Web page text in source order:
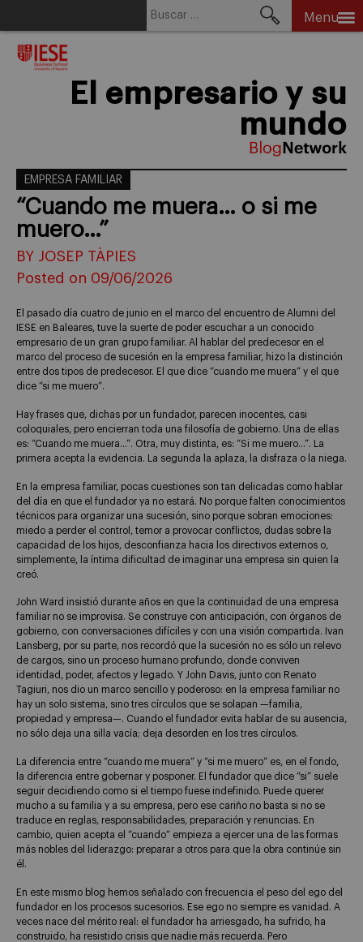
Menu
El empresario y su
mundo
EMPRESA FAMILIAR
“Cuando me muera… o si me
muero…”
BY JOSEP TÀPIES
Posted on 09/06/2026
El pasado día cuatro de junio en el marco del encuentro de Alumni del
IESE en Baleares, tuve la suerte de poder escuchar a un conocido
empresario de un gran grupo familiar. Al hablar del predecesor en el
marco del proceso de sucesión en la empresa familiar, hizo la distinción
entre dos tipos de predecesor. El que dice “cuando me muera” y el que
dice “si me muero”.
Hay frases que, dichas por un fundador, parecen inocentes, casi
coloquiales, pero encierran toda una filosofía de gobierno. Una de ellas
es: “Cuando me muera…”. Otra, muy distinta, es: “Si me muero…”. La
primera acepta la evidencia. La segunda la aplaza, la disfraza o la niega.
En la empresa familiar, pocas cuestiones son tan delicadas como hablar
del día en que el fundador ya no estará. No porque falten conocimientos
técnicos para organizar una sucesión, sino porque sobran emociones:
miedo a perder el control, temor a provocar conflictos, dudas sobre la
capacidad de los hijos, desconfianza hacia los directivos externos o,
simplemente, la íntima dificultad de imaginar una empresa sin quien la
creó.
John Ward insistió durante años en que la continuidad de una empresa
familiar no se improvisa. Se construye con anticipación, con órganos de
gobierno, con conversaciones difíciles y con una visión compartida. Ivan
Lansberg, por su parte, nos recordó que la sucesión no es sólo un relevo
de cargos, sino un proceso humano profundo, donde conviven
identidad, poder, afectos y legado. Y John Davis, junto con Renato
Tagiuri, nos dio un marco sencillo y poderoso: en la empresa familiar no
hay un solo sistema, sino tres círculos que se solapan —familia,
propiedad y empresa—. Cuando el fundador evita hablar de su ausencia,
no sólo deja una silla vacía; deja desorden en los tres círculos.
La diferencia entre “cuando me muera” y “si me muero” es, en el fondo,
la diferencia entre gobernar y posponer. El fundador que dice “si” suele
seguir decidiendo como si el tiempo fuese indefinido. Puede querer
mucho a su familia y a su empresa, pero ese cariño no basta si no se
traduce en reglas, responsabilidades, preparación y renuncias. En
cambio, quien acepta el “cuando” empieza a ejercer una de las formas
más nobles del liderazgo: preparar a otros para que la obra continúe sin
él.
En este mismo blog hemos señalado con frecuencia el peso del ego del
fundador en los procesos sucesorios. Ese ego no siempre es vanidad. A
veces nace del mérito real: el fundador ha arriesgado, ha sufrido, ha
construido, ha resistido crisis que nadie más recuerda. Pero